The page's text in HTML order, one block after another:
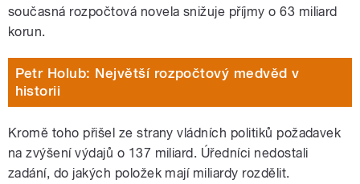
současná rozpočtová novela snižuje příjmy o 63 miliard
korun.
Petr Holub: Největší rozpočtový medvěd v
historii
Kromě toho přišel ze strany vládních politiků požadavek
na zvýšení výdajů o 137 miliard. Úředníci nedostali
zadání, do jakých položek mají miliardy rozdělit.